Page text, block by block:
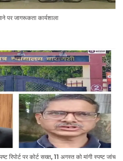
पर जागरूकता कार्यशाला
रिपोर्ट पर कोर्ट सख्त, 11 अगस्त को मांगी स्पष्ट जांच